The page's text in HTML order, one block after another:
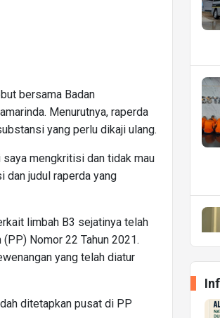
bersama Badan
Menurutnya, raperda
yang perlu dikaji ulang.
mengkritisi dan tidak mau
dan judul raperda yang
limbah B3 sejatinya telah
Nomor 22 Tahun 2021.
yang telah diatur
ditetapkan pusat di PP